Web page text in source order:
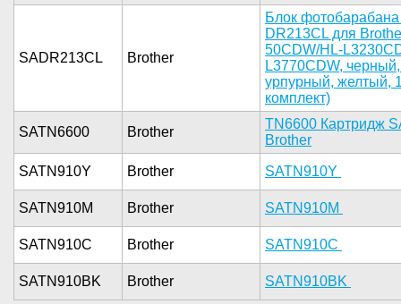
SADR213CL Brother
Бл­ок
DR213CL­ для
50CDW/HL-
L3770CDW­,
урпурный, ­желтый,
комплект)­
SATN6600 Brother
TN66­00 Картрид­ж
Brother­
SATN910Y Brother SATN910Y ­
SATN910M Brother SATN910M ­
SATN910C Brother SATN910C ­
SATN910BK Brother ­SATN910BK ­